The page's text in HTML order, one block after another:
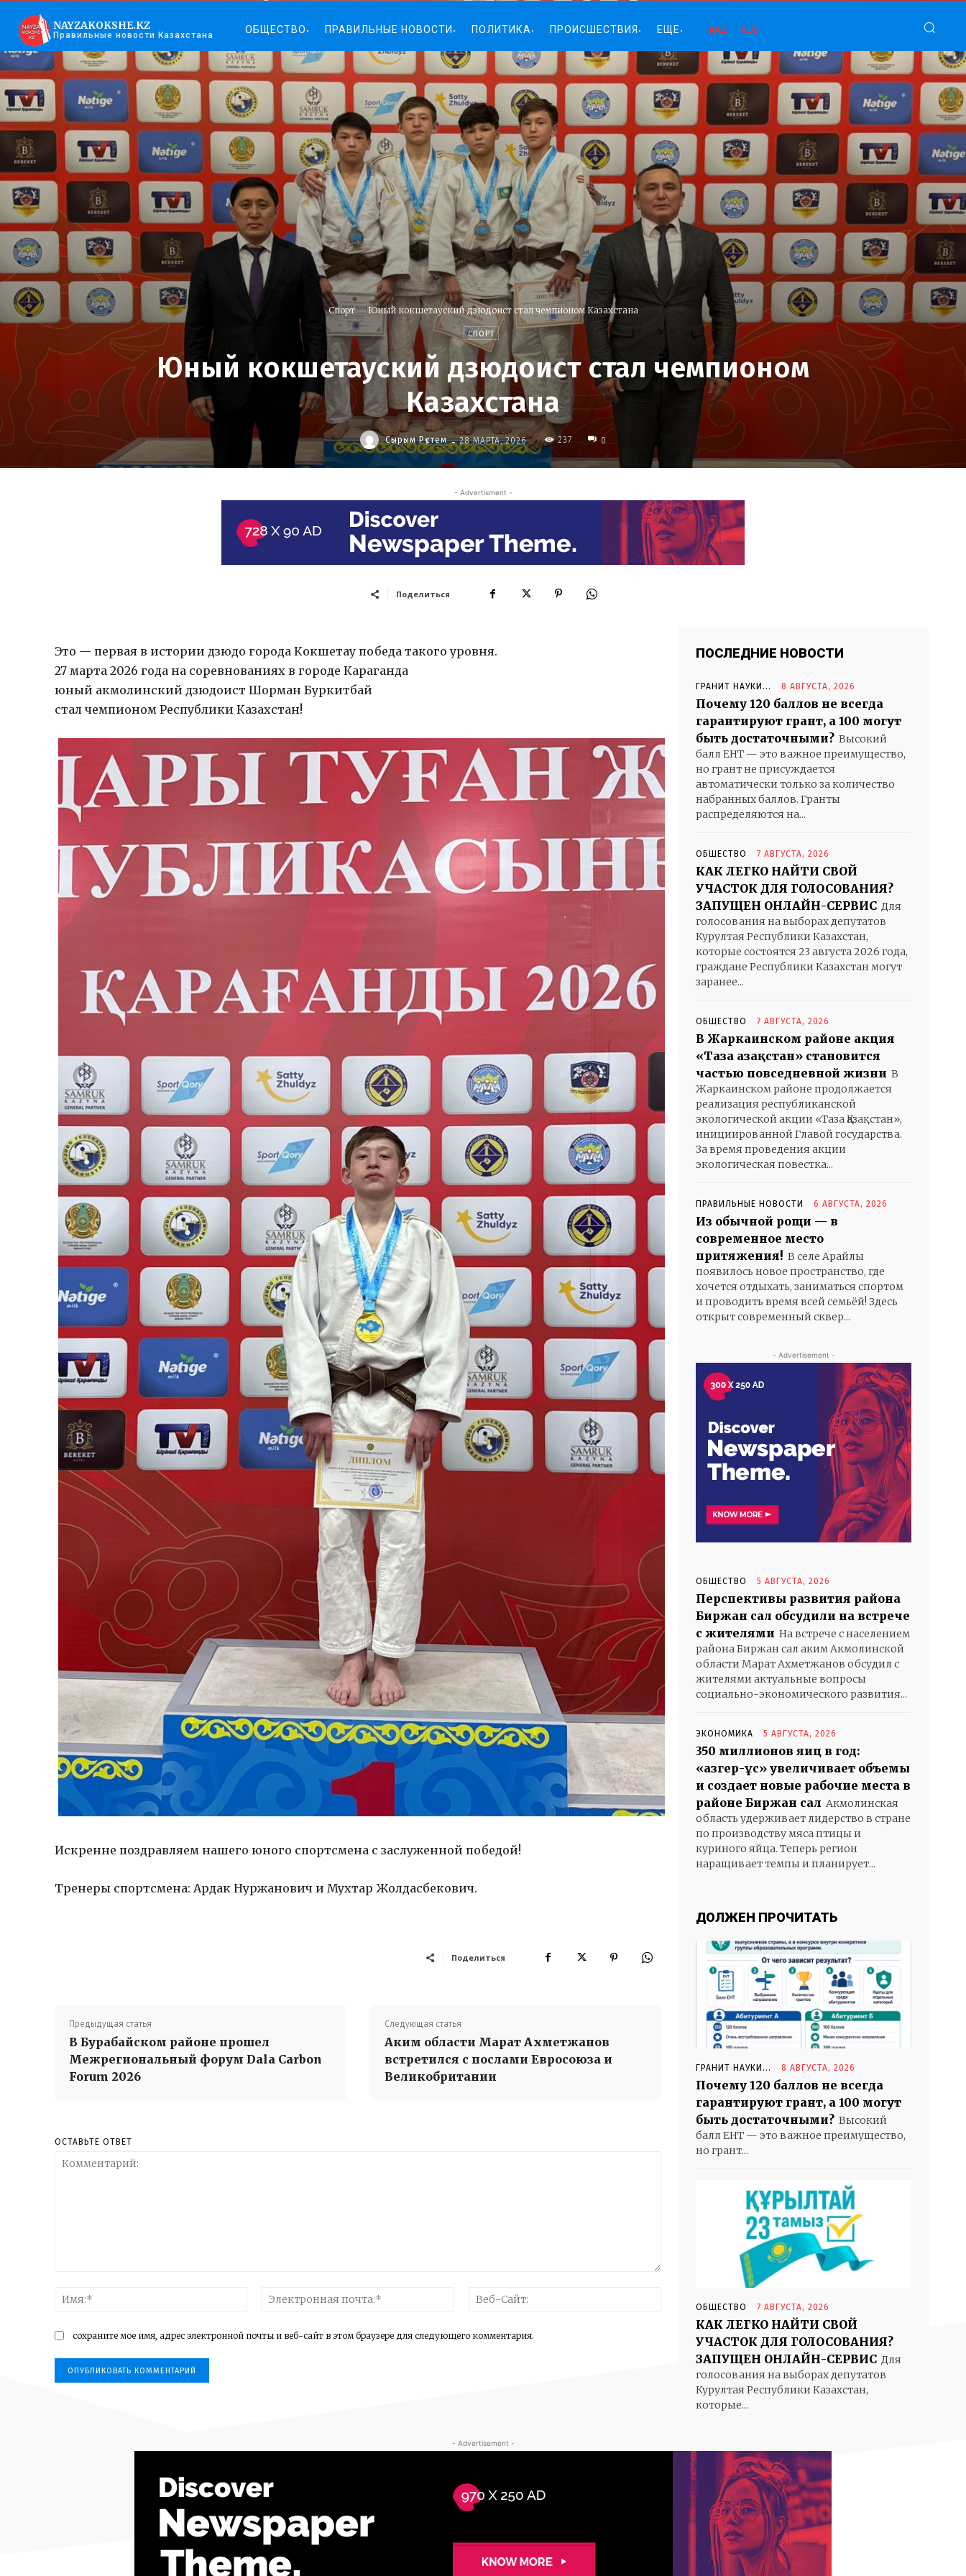
KAZ RUS
ОБЩЕСТВО
ПРАВИЛЬНЫЕ НОВОСТИ
ПОЛИТИКА
ПРОИСШЕСТВИЯ
ЭКОНОМИКА
ЗДОРОВЬЕ
КУЛЬТУРА
ЭКСКЛЮЗИВ
В МИРЕ
БАБУШКИНЫ СКАЗКИ
ГОРОДСКОЙ РОМАНС
ГРАНИТ НАУКИ…
ДЕРЕВЕНЬКА МОЯ
ДЕТИ
ЗАГЛЯНИТЕ В СТАРЫЙ АЛЬБОМ
ЗОЛОТАЯ ШКАТУЛКА
КОШКИН ДОМ
КРЕПЧЕ ЗА БАРАНКУ ДЕРЖИСЬ, ШОФЕР
ОСОБОЕ МНЕНИЕ
ОТКРЫВАЕМ МИР
СОБАЧЬЯ РАДОСТЬ
NAYZAKOKSHE.KZ
Правильные новости Казахстана ОБЩЕСТВО ПРАВИЛЬНЫЕ НОВОСТИ ПОЛИТИКА ПРОИСШЕСТВИЯ ЕЩЕ KAZ RUS
Спорт Юный кокшетауский дзюдоист стал чемпионом Казахстана
СПОРТ
Юный кокшетауский дзюдоист стал чемпионом
Казахстана
Сырым Рүстем - 28 МАРТА, 2026 237 0
- Advertisment -
Поделиться
Это — первая в истории дзюдо города Кокшетау победа такого уровня.
27 марта 2026 года на соревнованиях в городе Караганда
юный акмолинский дзюдоист Шорман Буркитбай
стал чемпионом Республики Казахстан!
Искренне поздравляем нашего юного спортсмена с заслуженной победой!
Тренеры спортсмена: Ардак Нуржанович и Мухтар Жолдасбекович.
Поделиться
Предыдущая статья
В Бурабайском районе прошел
Межрегиональный форум Dala Carbon
Forum 2026
Следующая статья
Аким области Марат Ахметжанов
встретился с послами Евросоюза и
Великобритании
ОСТАВЬТЕ ОТВЕТ
Имя:*
Электронная
сохраните мое имя, адрес электронной почты и веб-сайт в этом браузере для следующего комментария.
ПОСЛЕДНИЕ НОВОСТИ
ГРАНИТ НАУКИ... 8 АВГУСТА, 2026
Почему 120 баллов не всегда
гарантируют грант, а 100 могут
быть достаточными? Высокий
балл ЕНТ — это важное преимущество,
но грант не присуждается
автоматически только за количество
набранных баллов. Гранты
распределяются на...
ОБЩЕСТВО 7 АВГУСТА, 2026
КАК ЛЕГКО НАЙТИ СВОЙ
УЧАСТОК ДЛЯ ГОЛОСОВАНИЯ?
ЗАПУЩЕН ОНЛАЙН-СЕРВИС Для
голосования на выборах депутатов
Курултая Республики Казахстан,
которые состоятся 23 августа 2026 года,
граждане Республики Казахстан могут
заранее...
ОБЩЕСТВО 7 АВГУСТА, 2026
В Жаркаинском районе акция
«Таза Қазақстан» становится
частью повседневной жизни В
Жаркаинском районе продолжается
реализация республиканской
экологической акции «Таза Қазақстан»,
инициированной Главой государства.
За время проведения акции
экологическая повестка...
ПРАВИЛЬНЫЕ НОВОСТИ 6 АВГУСТА, 2026
Из обычной рощи — в
современное место
притяжения! В селе Арайлы
появилось новое пространство, где
хочется отдыхать, заниматься спортом
и проводить время всей семьёй! Здесь
открыт современный сквер...
- Advertisement -
ОБЩЕСТВО 5 АВГУСТА, 2026
Перспективы развития района
Биржан сал обсудили на встрече
с жителями На встрече с населением
района Биржан сал аким Акмолинской
области Марат Ахметжанов обсудил с
жителями актуальные вопросы
социально-экономического развития...
ЭКОНОМИКА 5 АВГУСТА, 2026
350 миллионов яиц в год:
«Қазгер-Құс» увеличивает объемы
и создает новые рабочие места в
районе Биржан сал Акмолинская
область удерживает лидерство в стране
по производству мяса птицы и
куриного яйца. Теперь регион
наращивает темпы и планирует...
ДОЛЖЕН ПРОЧИТАТЬ
ГРАНИТ НАУКИ... 8 АВГУСТА, 2026
Почему 120 баллов не всегда
гарантируют грант, а 100 могут
быть достаточными? Высокий
балл ЕНТ — это важное преимущество,
но грант...
ОБЩЕСТВО 7 АВГУСТА, 2026
КАК ЛЕГКО НАЙТИ СВОЙ
УЧАСТОК ДЛЯ ГОЛОСОВАНИЯ?
ЗАПУЩЕН ОНЛАЙН-СЕРВИС Для
голосования на выборах депутатов
Курултая Республики Казахстан,
которые...
- Advertisement -